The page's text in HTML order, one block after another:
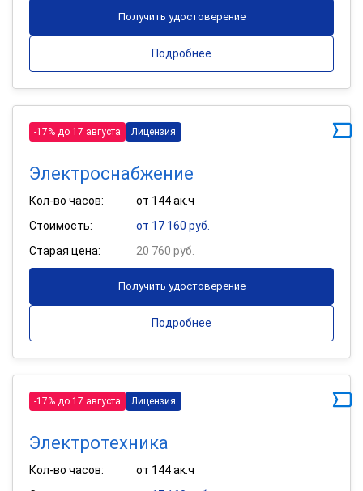
Получить удостоверение
Подробнее
-17% до 17 августа Лицензия
Электроснабжение
Кол-во часов:
от 144 ак.ч
Стоимость:
от 17 160 руб.
Старая цена:
20 760 руб.
Получить удостоверение
Подробнее
-17% до 17 августа Лицензия
Электротехника
Кол-во часов:
от 144 ак.ч